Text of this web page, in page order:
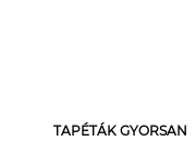
TAPÉTÁK GYORSAN